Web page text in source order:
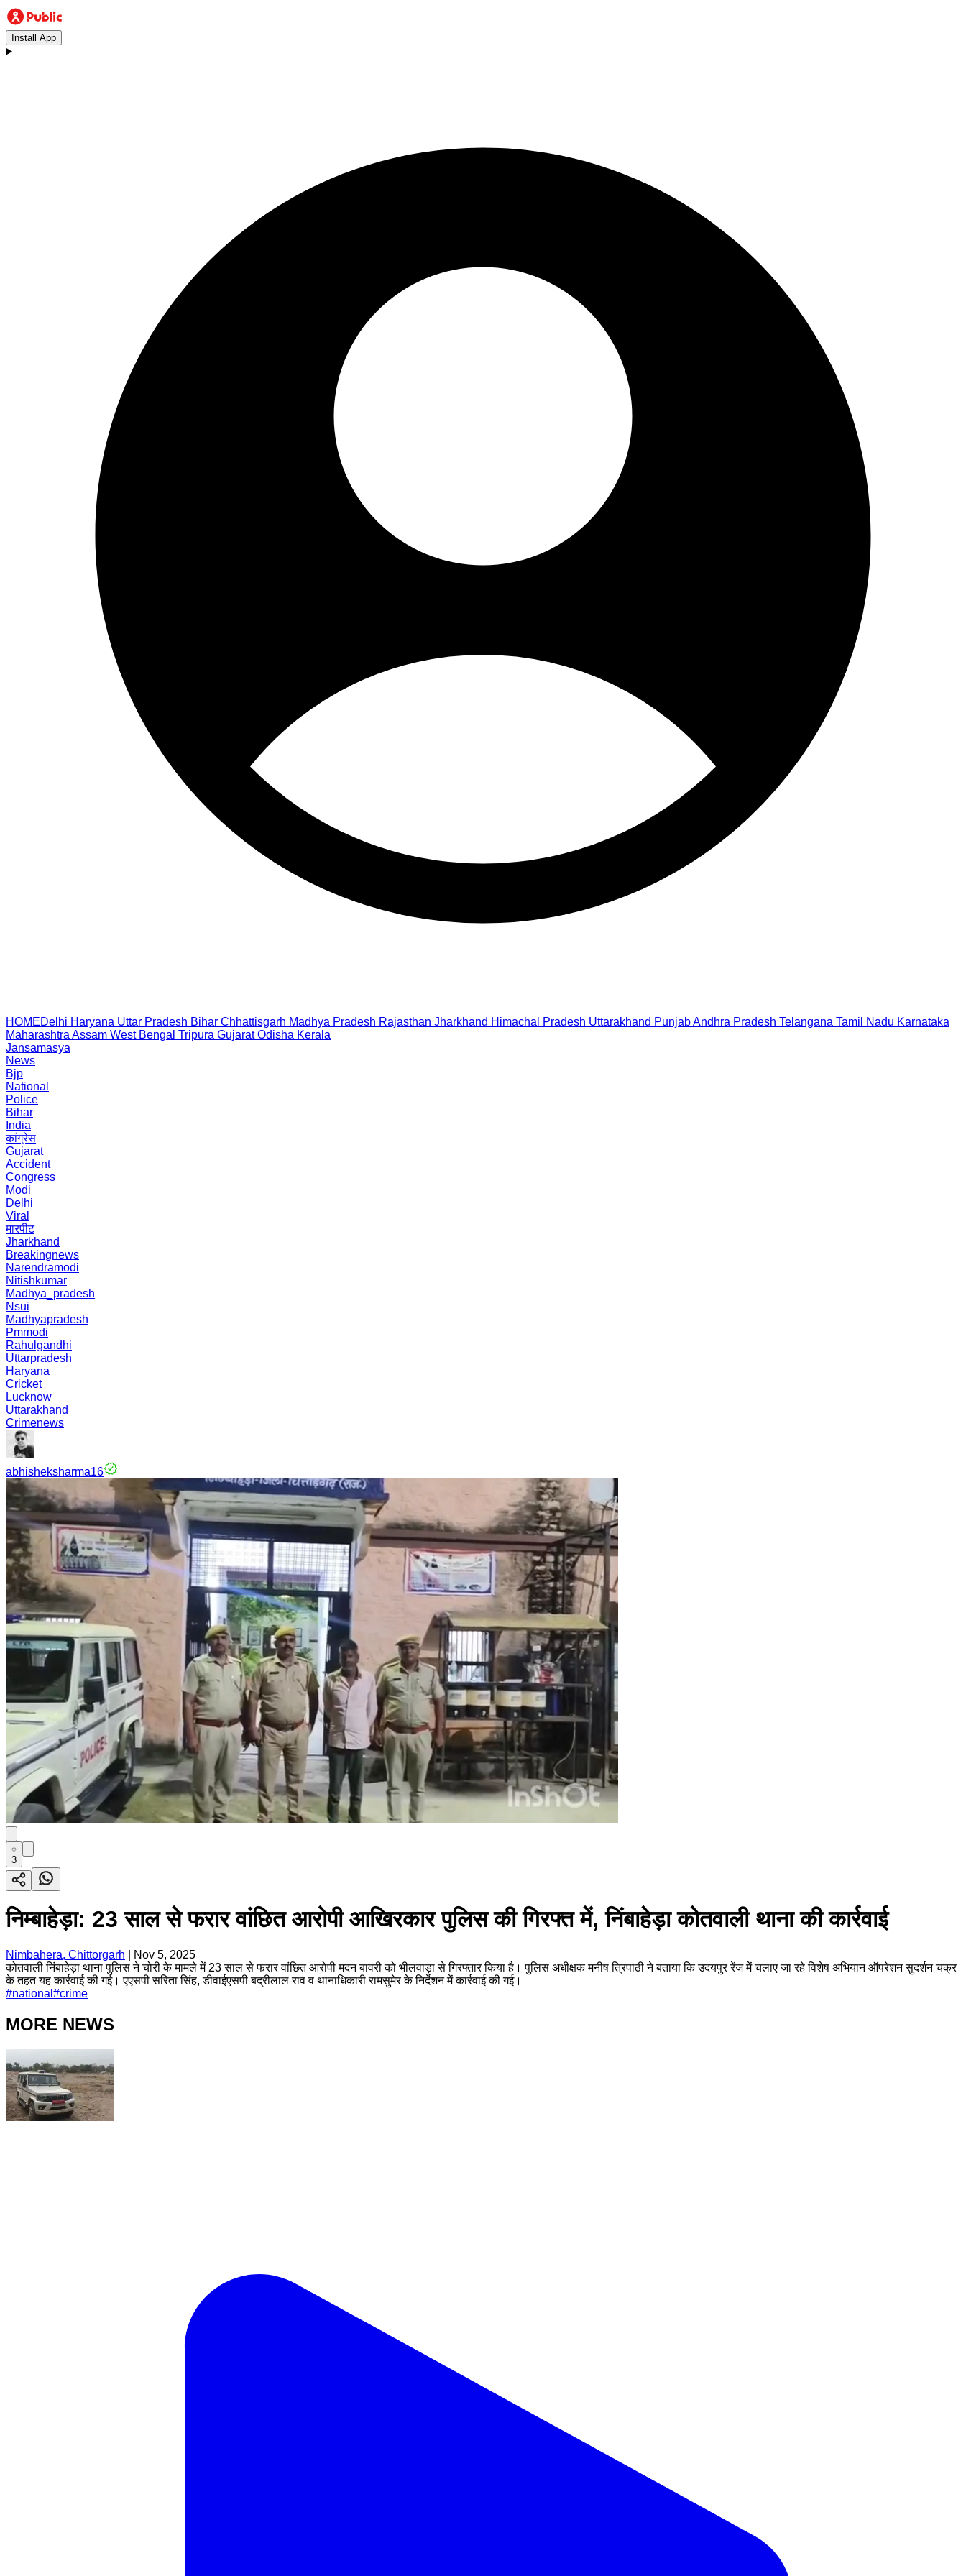
Install App
HOMEDelhi Haryana Uttar Pradesh Bihar Chhattisgarh Madhya Pradesh Rajasthan Jharkhand Himachal Pradesh Uttarakhand PunjabAndhra Pradesh Telangana Tamil Nadu Karnataka
Maharashtra Assam West Bengal Tripura Gujarat Odisha Kerala
Jansamasya
News
Bjp
National
Police
Bihar
India
कांग्रेस
Gujarat
Accident
Congress
Modi
Delhi
Viral
मारपीट
Jharkhand
Breakingnews
Narendramodi
Nitishkumar
Madhya_pradesh
Nsui
Madhyapradesh
Pmmodi
Rahulgandhi
Uttarpradesh
Haryana
Cricket
Lucknow
Uttarakhand
Crimenews
abhisheksharma16
3
निम्बाहेड़ा: 23 साल से फरार वांछित आरोपी आखिरकार पुलिस की गिरफ्त में, निंबाहेड़ा कोतवाली थाना की कार्रवाई
Nimbahera, Chittorgarh
Nov 5, 2025
कोतवाली निंबाहेड़ा थाना पुलिस ने चोरी के मामले में 23 साल से फरार वांछित आरोपी मदन बावरी को भीलवाड़ा से गिरफ्तार किया है। पुलिस अधीक्षक मनीष त्रिपाठी ने बताया कि उदयपुर रेंज में चलाए जा रहे विशेष अभियान ऑपरेशन सुदर्शन चक्र
के तहत यह कार्रवाई की गई। एएसपी सरिता सिंह, डीवाईएसपी बद्रीलाल राव व थानाधिकारी रामसुमेर के निर्देशन में कार्रवाई की गई।
#national #crime
MORE NEWS